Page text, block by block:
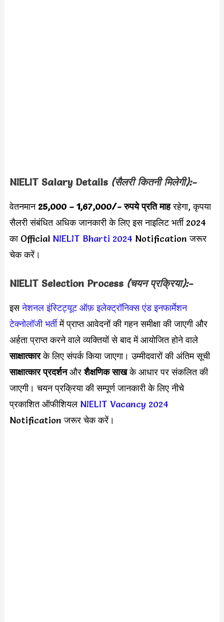
NIELIT Salary Details (सैलरी कितनी मिलेगी):-
वेतनमान 25,000 – 1,67,000/- रुपये प्रति माहरहेगा, कृपया
सैलरी संबंधित अधिक जानकारी के लिए इस नाइलिट भर्ती 2024
का Official NIELIT Bharti 2024 Notification जरूर
चेक करें।
NIELIT Selection Process (चयन प्रक्रिया):-
इसनेशनल इंस्टिट्यूट ऑफ़ इलेक्ट्रॉनिक्स एंड इनफार्मेशन
टेक्नोलॉजी भर्तीमें प्राप्त आवेदनों की गहन समीक्षा की जाएगी और
अर्हता प्राप्त करने वाले व्यक्तियों से बाद में आयोजित होने वाले
साक्षात्कारके लिए संपर्क किया जाएगा। उम्मीदवारों की अंतिम सूची
साक्षात्कार प्रदर्शनऔरशैक्षणिक साखके आधार पर संकलित की
जाएगी। चयन प्रक्रिया की सम्पूर्ण जानकारी के लिए नीचे
प्रकाशित ऑफीशियल NIELIT Vacancy 2024
Notification जरूर चेक करें।